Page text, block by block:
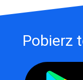
Pobierz